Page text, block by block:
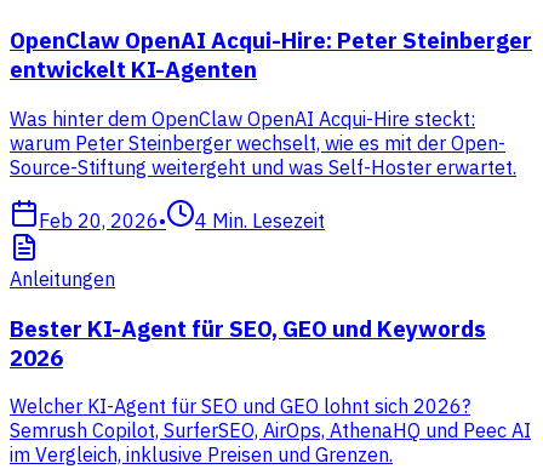
OpenClaw OpenAI Acqui-Hire: Peter Steinberger
entwickelt KI-Agenten
Was hinter dem OpenClaw OpenAI Acqui-Hire steckt:
warum Peter Steinberger wechselt, wie es mit der Open-
Source-Stiftung weitergeht und was Self-Hoster erwartet.
Feb 20, 2026• 4 Min. Lesezeit
Anleitungen
Bester KI-Agent für SEO, GEO und Keywords
2026
Welcher KI-Agent für SEO und GEO lohnt sich 2026?
Semrush Copilot, SurferSEO, AirOps, AthenaHQ und Peec AI
im Vergleich, inklusive Preisen und Grenzen.